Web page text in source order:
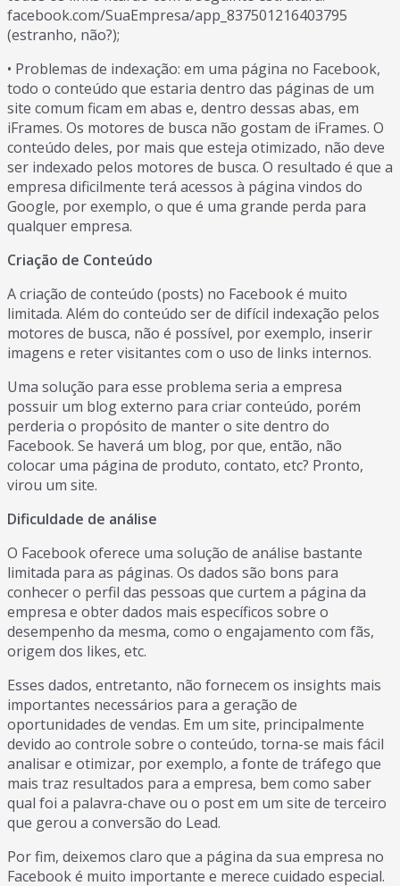
facebook.com/SuaEmpresa/app_837501216403795
(estranho, não?);
• Problemas de indexação: em uma página no Facebook,
todo o conteúdo que estaria dentro das páginas de um
site comum ficam em abas e, dentro dessas abas, em
iFrames. Os motores de busca não gostam de iFrames. O
conteúdo deles, por mais que esteja otimizado, não deve
ser indexado pelos motores de busca. O resultado é que a
empresa dificilmente terá acessos à página vindos do
Google, por exemplo, o que é uma grande perda para
qualquer empresa.
Criação de Conteúdo
A criação de conteúdo (posts) no Facebook é muito
limitada. Além do conteúdo ser de difícil indexação pelos
motores de busca, não é possível, por exemplo, inserir
imagens e reter visitantes com o uso de links internos.
Uma solução para esse problema seria a empresa
possuir um blog externo para criar conteúdo, porém
perderia o propósito de manter o site dentro do
Facebook. Se haverá um blog, por que, então, não
colocar uma página de produto, contato, etc? Pronto,
virou um site.
Dificuldade de análise
O Facebook oferece uma solução de análise bastante
limitada para as páginas. Os dados são bons para
conhecer o perfil das pessoas que curtem a página da
empresa e obter dados mais específicos sobre o
desempenho da mesma, como o engajamento com fãs,
origem dos likes, etc.
Esses dados, entretanto, não fornecem os insights mais
importantes necessários para a geração de
oportunidades de vendas. Em um site, principalmente
devido ao controle sobre o conteúdo, torna-se mais fácil
analisar e otimizar, por exemplo, a fonte de tráfego que
mais traz resultados para a empresa, bem como saber
qual foi a palavra-chave ou o post em um site de terceiro
que gerou a conversão do Lead.
Por fim, deixemos claro que a página da sua empresa no
Facebook é muito importante e merece cuidado especial.